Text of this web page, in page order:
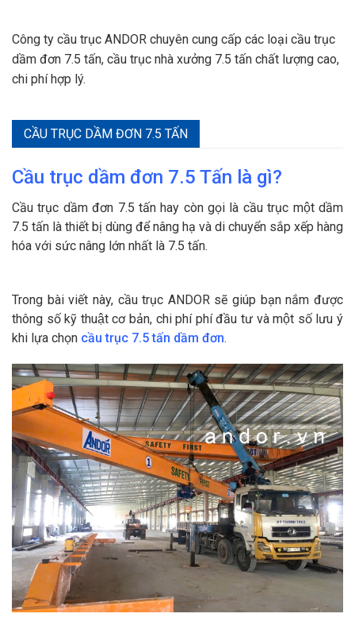
Công ty cầu trục ANDOR chuyên cung cấp các loại cầu trục
dầm đơn 7.5 tấn, cầu trục nhà xưởng 7.5 tấn chất lượng cao,
chi phí hợp lý.
CẦU TRỤC DẦM ĐƠN 7.5 TẤN
Cầu trục dầm đơn 7.5 Tấn là gì?
Cầu trục dầm đơn 7.5 tấn hay còn gọi là cầu trục một dầm
7.5 tấn là thiết bị dùng để nâng hạ và di chuyển sắp xếp hàng
hóa với sức nâng lớn nhất là 7.5 tấn.
Trong bài viết này, cầu trục ANDOR sẽ giúp bạn nắm được
thông số kỹ thuật cơ bản, chi phí phí đầu tư và một số lưu ý
khi lựa chọn cầu trục 7.5 tấn dầm đơn.